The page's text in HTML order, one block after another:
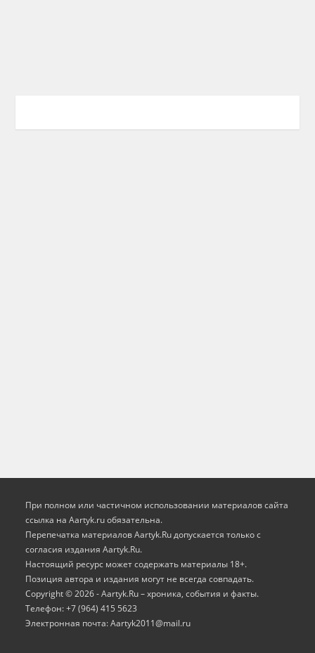
При полном или частичном использовании материалов сайта
ссылка на Aartyk.ru oбязательна.
Перепечатка материалов Aartyk.Ru допускается только с
согласия издания Aartyk.Ru.
Настоящий ресурс может содержать материалы 18+.
Позиция автора и издания могут не всегда совпадать.
Copyright © 2026 - Aartyk.Ru – хроника, события и факты.
Телефон: +7 (964) 415 5623
Электронная почта: Aartyk2011@mail.ru